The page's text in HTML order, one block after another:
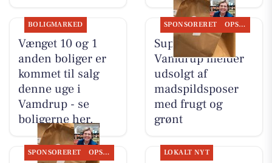
BOLIGMARKED
Vænget 10 og 1
anden boliger er
kommet til salg
denne uge i
Vamdrup - se
boligerne her.
SPONSORERET OPSLAGSTAVLEN
SuperBrugsen
Vamdrup melder
udsolgt af
madspildsposer
med frugt og
grønt
SPONSORERET OPSLAGSTAVLEN LOKALT NYT